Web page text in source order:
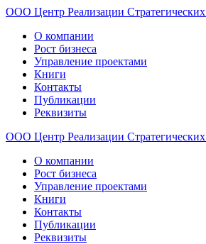
ООО Центр Реализации Стратегических
О компании
Рост бизнеса
Управление проектами
Книги
Контакты
Публикации
Реквизиты
ООО Центр Реализации Стратегических
О компании
Рост бизнеса
Управление проектами
Книги
Контакты
Публикации
Реквизиты